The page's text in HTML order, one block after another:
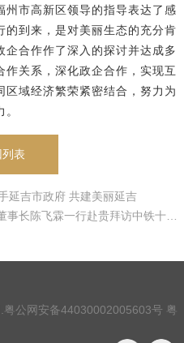
州市高新区领导 的指导表达了感
的到来，是对美丽生态的充分肯
企合作作了深入 的探讨并达成多
作关系 ，深化政企合作，实现互
区域经济繁荣紧密结合 ， 努力 为
。
表
延吉市政府 共建美丽延吉
粤公网安备44030002005603号 粤